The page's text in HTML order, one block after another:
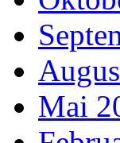
Mai